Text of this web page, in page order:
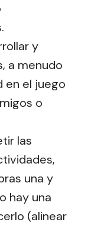
y
a menudo
en el juego
o
las
una y
hay una
(alinear